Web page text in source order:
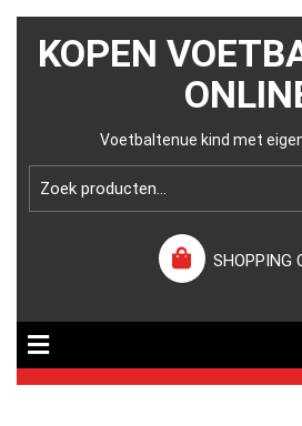
KOPEN
Voetbaltenue kind met
SHOPPING